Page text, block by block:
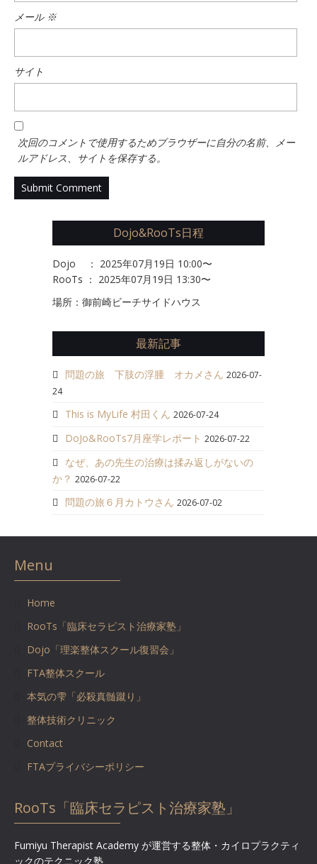
メール ※
サイト
次回のコメントで使用するためブラウザーに自分の名前、メー
ルアドレス、サイトを保存する。
Dojo&RooTs日程
Dojo ： 2025年07月19日 10:00〜
RooTs ： 2025年07月19日 13:30〜
場所：御前崎ビーチサイドハウス
最新記事
問題の旅 下肢の浮腫 オカメさん 2026-07-
24
This is MyLife 村田くん 2026-07-24
DoJo&RooTs7月座学レポート 2026-07-22
なぜ、あの先生の治療は揉み返しがないの
か？ 2026-07-22
問題の旅６月カトウさん 2026-07-02
Menu
Home
RooTs「臨床セラピスト治療家塾」
Dojo「理楽整体スクール復習会」
FTA整体スクール
本気の雫「必殺真髄蹴り」
整体技術クリニック
Contact
FTAプライバシーポリシー
RooTs「臨床セラピスト治療家塾」
Fumiyu Therapist Academy が運営する整体・カイロプラクティ
ックのテクニック塾